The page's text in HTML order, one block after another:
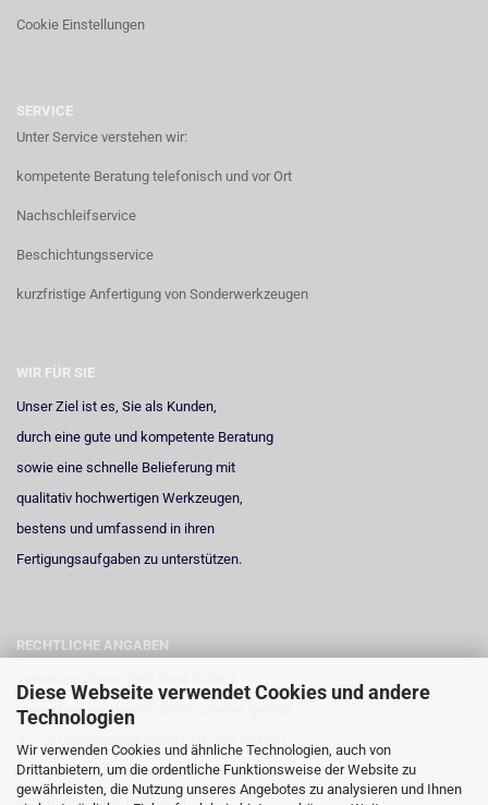
Diese Webseite verwendet Cookies und andere
Technologien
Wir verwenden Cookies und ähnliche Technologien, auch von
Drittanbietern, um die ordentliche Funktionsweise der Website zu
gewährleisten, die Nutzung unseres Angebotes zu analysieren und Ihnen
Cookie Einstellungen
SERVICE
Unter Service verstehen wir:
kompetente Beratung telefonisch und vor Ort
Nachschleifservice
Beschichtungsservice
kurzfristige Anfertigung von Sonderwerkzeugen
WIR FÜR SIE
Unser Ziel ist es, Sie als Kunden,
durch eine gute und kompetente Beratung
sowie eine schnelle Belieferung mit
qualitativ hochwertigen Werkzeugen,
bestens und umfassend in ihren
Fertigungsaufgaben zu unterstützen.
RECHTLICHE ANGABEN
Umsatzsteuer-Identifikationsnummer gemäß
§ 27 a Umsatzsteuergesetz: DE 258 598 551
Registergericht: Amtsgericht Neuss
Registernummer: HRA 6723